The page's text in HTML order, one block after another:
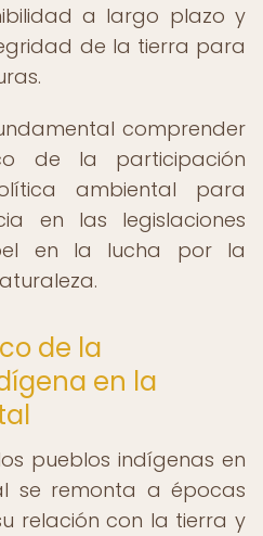
a largo plazo y
de la tierra para
comprender
de la participación
ambiental para
en las legislaciones
en la lucha por la
de la
en la
pueblos indígenas en
se remonta a épocas
relación con la tierra y